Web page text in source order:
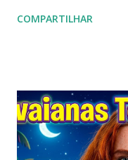
costumava ser um
2000, o famoso
revestido de tecido
e o guarda-roupa das
COMPARTILHAR